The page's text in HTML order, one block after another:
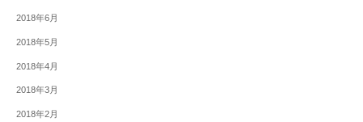
2018年6月
2018年5月
2018年4月
2018年3月
2018年2月